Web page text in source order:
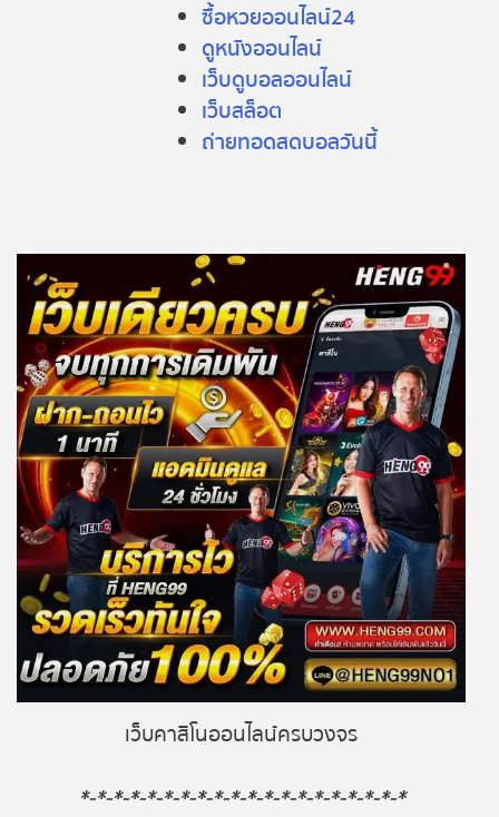
ซื้อหวยออนไลน์24
ดูหนังออนไลน์
เว็บดูบอลออนไลน์
เว็บสล็อต
ถ่ายทอดสดบอลวันนี้
เว็บคาสิโนออนไลน์ครบวงจร
*-*-*-*-*-*-*-*-*-*-*-*-*-*-*-*-*-*-*-*